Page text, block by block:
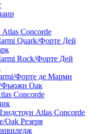
Concorde
Quark/Форте Дей
Rock/Форте Дей
Форте де Марми
Фьюжн Оак
Concorde
Atlas Concorde
Оak Резepв